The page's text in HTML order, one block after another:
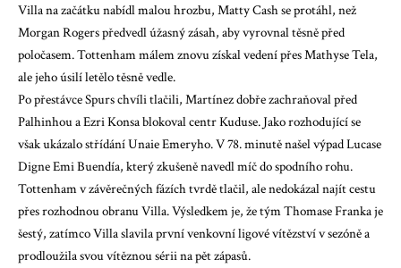
Villa na začátku nabídl malou hrozbu, Matty Cash se protáhl, než
Morgan Rogers předvedl úžasný zásah, aby vyrovnal těsně před
poločasem. Tottenham málem znovu získal vedení přes Mathyse Tela,
ale jeho úsilí letělo těsně vedle.
Po přestávce Spurs chvíli tlačili, Martínez dobře zachraňoval před
Palhinhou a Ezri Konsa blokoval centr Kuduse. Jako rozhodující se
však ukázalo střídání Unaie Emeryho. V 78. minutě našel výpad Lucase
Digne Emi Buendía, který zkušeně navedl míč do spodního rohu.
Tottenham v závěrečných fázích tvrdě tlačil, ale nedokázal najít cestu
přes rozhodnou obranu Villa. Výsledkem je, že tým Thomase Franka je
šestý, zatímco Villa slavila první venkovní ligové vítězství v sezóně a
prodloužila svou vítěznou sérii na pět zápasů.